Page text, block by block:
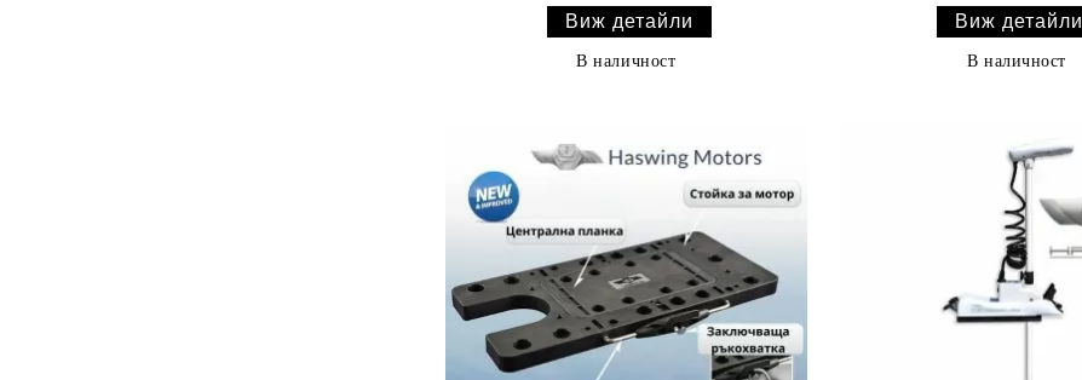
Виж детайли
В наличност
Виж детайли
В наличност